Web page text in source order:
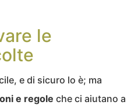
le
e di sicuro lo è; ma
e regole che ci aiutano a